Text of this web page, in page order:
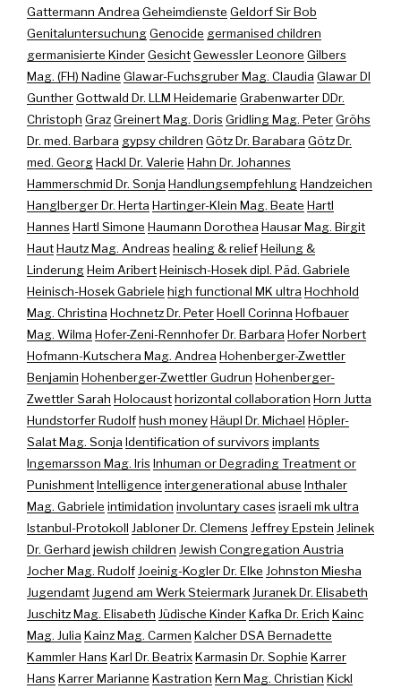
Gattermann Andrea Geheimdienste Geldorf Sir Bob
GenitaluntersuchungGenocide germanised children
germanisierte KinderGesichtGewessler Leonore Gilbers
Mag. (FH) Nadine Glawar-Fuchsgruber Mag. Claudia Glawar DI
GuntherGottwald Dr. LLM Heidemarie Grabenwarter DDr.
Christoph GrazGreinert Mag. DorisGridling Mag. PeterGröhs
Dr. med. Barbara gypsy children Götz Dr. Barabara Götz Dr.
med. GeorgHackl Dr. Valerie Hahn Dr. Johannes
Hammerschmid Dr. Sonja HandlungsempfehlungHandzeichen
Hanglberger Dr. Herta Hartinger-Klein Mag. Beate Hartl
HannesHartl Simone Haumann Dorothea Hausar Mag. Birgit
HautHautz Mag. Andreashealing & reliefHeilung &
LinderungHeim AribertHeinisch-Hosek dipl. Päd. Gabriele
Heinisch-Hosek Gabriele high functional MK ultra Hochhold
Mag. Christina Hochnetz Dr. PeterHoell Corinna Hofbauer
Mag. Wilma Hofer-Zeni-Rennhofer Dr. Barbara Hofer Norbert
Hofmann-Kutschera Mag. Andrea Hohenberger-Zwettler
Benjamin Hohenberger-Zwettler Gudrun Hohenberger-
Zwettler Sarah Holocausthorizontal collaboration Horn Jutta
Hundstorfer Rudolfhush moneyHäupl Dr. Michael Höpler-
Salat Mag. Sonja Identification of survivorsimplants
Ingemarsson Mag. IrisInhuman or Degrading Treatment or
PunishmentIntelligence intergenerational abuse Inthaler
Mag. Gabriele intimidation involuntary casesisraeli mk ultra
Istanbul-Protokoll Jabloner Dr. Clemens Jeffrey Epstein Jelinek
Dr. Gerhard jewish children Jewish Congregation Austria
Jocher Mag. Rudolf Joeinig-Kogler Dr. Elke Johnston Miesha
Jugendamt Jugend am Werk Steiermark Juranek Dr. Elisabeth
Juschitz Mag. Elisabeth Jüdische KinderKafka Dr. Erich Kainc
Mag. Julia Kainz Mag. Carmen Kalcher DSA Bernadette
Kammler HansKarl Dr. BeatrixKarmasin Dr. Sophie Karrer
HansKarrer Marianne Kastration Kern Mag. Christian Kickl